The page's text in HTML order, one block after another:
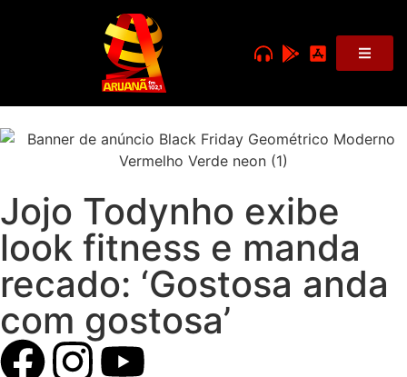
Jojo Todynho exibe
look fitness e manda
recado: ‘Gostosa anda
com gostosa’